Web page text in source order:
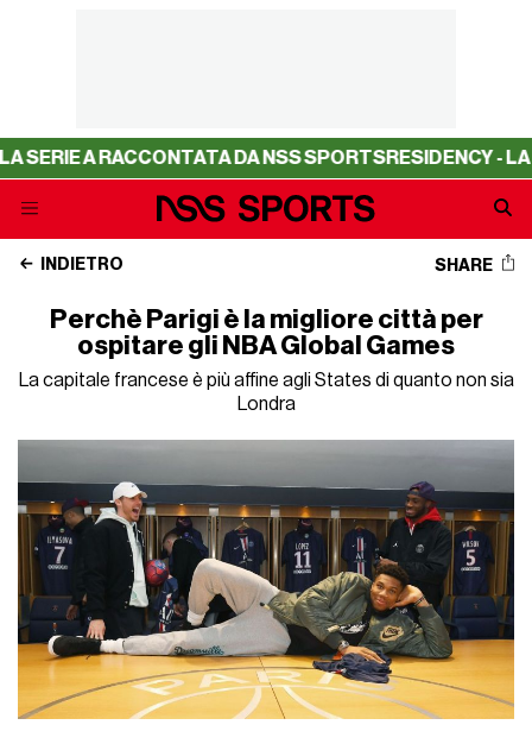
RACCONTATA DA NSS SPORTSRESIDENCY - LA SERIE A
INDIETRO SHARE
Perchè Parigi è la migliore città per
ospitare gli NBA Global Games
La capitale francese è più affine agli States di quanto non sia
Londra